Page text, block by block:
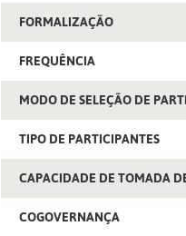
FORMALIZAÇÃO
FREQUÊNCIA
MODO DE SELEÇÃO DE
TIPO DE PARTICIPANTES
CAPACIDADE DE TOMADA
COGOVERNANÇA